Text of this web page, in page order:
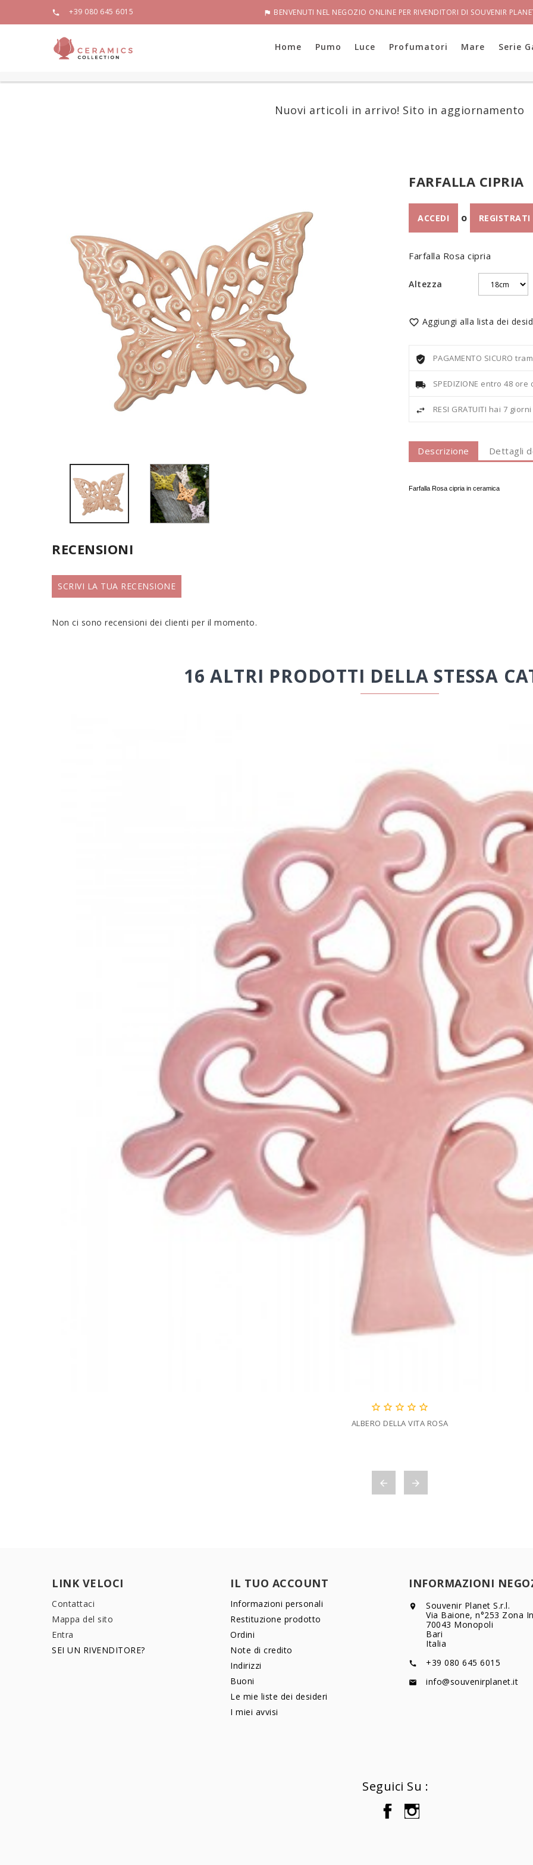
 +39 080 645 6015  BENVENUTI NEL NEGOZIO ONLINE PER RIVENDITORI DI SOUVENIR
Home Pumo Luce Profumatori Mare Serie
Nuovi articoli in arrivo! Sito in aggiornamento
FARFALLA CIPRIA
ACCEDI o REGISTRATI
Farfalla Rosa cipria
Altezza
 Aggiungi alla lista dei
PAGAMENTO SICURO
SPEDIZIONE entro 48
RESI GRATUITI hai 7
Descrizione Dettagli
Farfalla Rosa cipria in ceramica
RECENSIONI
SCRIVI LA TUA RECENSIONE
Non ci sono recensioni dei clienti per il momento.
16 ALTRI PRODOTTI DELLA STESSA
    
ALBERO DELLA VITA ROSA
 
LINK VELOCI
Contattaci
Mappa del sito
Entra
SEI UN RIVENDITORE?
IL TUO ACCOUNT
Informazioni personali
Restituzione prodotto
Ordini
Note di credito
Indirizzi
Buoni
Le mie liste dei desideri
I miei avvisi
INFORMAZIONI

Souvenir Planet S.r.l.
Via Baione, n°253 Zona
70043 Monopoli
Bari
Italia
 +39 080 645 6015
 info@souvenirplanet.it
Seguici Su :